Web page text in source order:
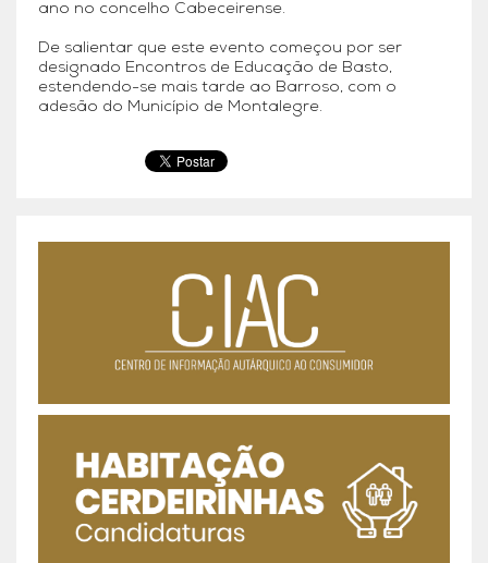
ano no concelho Cabeceirense.
De salientar que este evento começou por ser
designado Encontros de Educação de Basto,
estendendo-se mais tarde ao Barroso, com o
adesão do Município de Montalegre.